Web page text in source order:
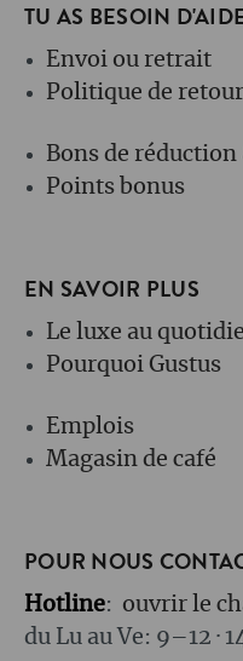
TU AS BESOIN
Envoi ou retrait
Politique de retour
Bons de
Points bonus
EN SAVOIR PLUS
Le luxe au
Pourquoi Gustus
Emplois
Magasin de café
POUR NOUS
Hotline: ouvrir le
du Lu au Ve: 9–12 ·